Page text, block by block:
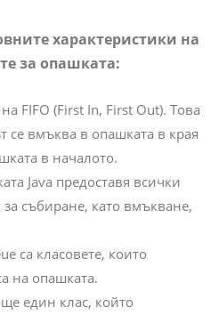
характеристики на
за опашката:
FIFO (First In, First Out). Това
се вмъква в опашката в края
в началото.
Java предоставя всички
събиране, като вмъкване,
са класовете, които
на опашката.
един клас, който